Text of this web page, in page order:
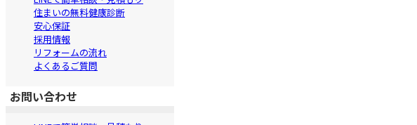
住まいの無料健康診断
安心保証
採用情報
リフォームの流れ
よくあるご質問
お問い合わせ